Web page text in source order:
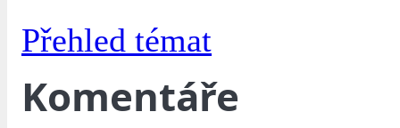
Přehled témat
Komentáře